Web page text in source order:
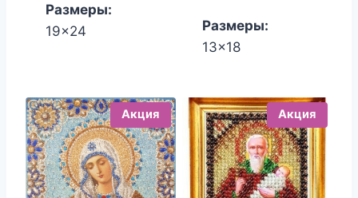
Размеры:
19x24
Размеры:
13x18
Акция Акция